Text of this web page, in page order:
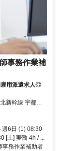
事務作業補
雇用派遣求人◎
新幹線 宇都宮
東京ライン/Ｊ
駅」から徒歩
週6日 (1) 08:30
[土] 実働 4h / ...
事務作業補助者